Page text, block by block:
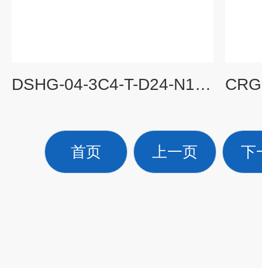
DSHG-04-3C4-T-D24-N1-52YUKEN油研电液换向阀DSLHG-06-5W-E-D24-13
首页 上一页 下